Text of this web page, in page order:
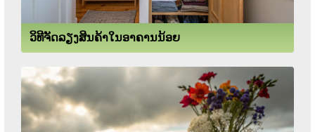
ວິທີຈັດລຽງສິນຄ້າໃນອາຄານນ້ອຍ